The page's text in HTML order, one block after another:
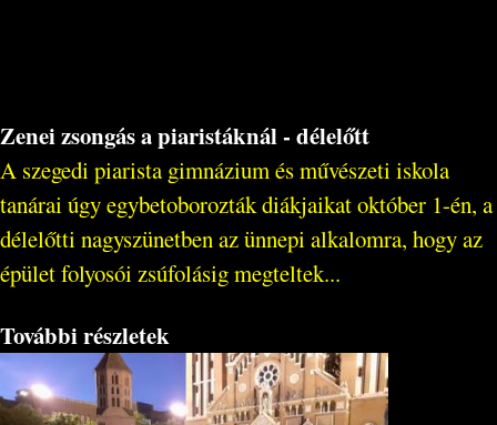
Zenei zsongás a piaristáknál - délelőtt
A szegedi piarista gimnázium és művészeti iskola
tanárai úgy egybetoborozták diákjaikat október 1-én, a
délelőtti nagyszünetben az ünnepi alkalomra, hogy az
épület folyosói zsúfolásig megteltek...
További részletek